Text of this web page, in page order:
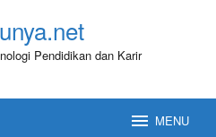
Pendidikan dan Karir
MENU